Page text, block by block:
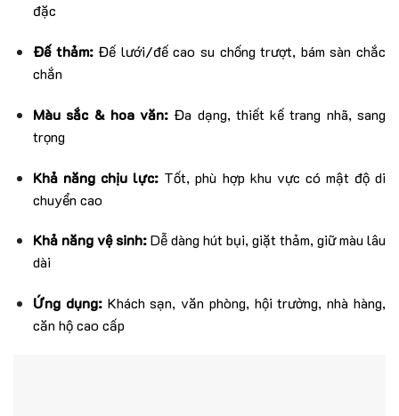
đặc
Đế thảm:Đế lưới/đế cao su chống trượt, bám sàn chắc
chắn
Màu sắc & hoa văn: Đa dạng, thiết kế trang nhã, sang
trọng
Khả năng chịu lực: Tốt, phù hợp khu vực có mật độ di
chuyển cao
Khả năng vệ sinh:Dễ dàng hút bụi, giặt thảm, giữ màu lâu
dài
Ứng dụng:Khách sạn, văn phòng, hội trường, nhà hàng,
căn hộ cao cấp